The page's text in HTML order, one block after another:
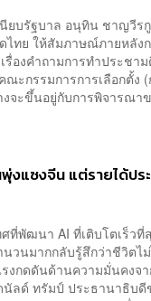
ยบรัฐบาล อนุทิน ชาญวีร
ไทย ให้สัมภาษณ์ภายหลั
องคำถามการทำประชาม
ะกรรมการการเลือกตั้ง
จะขึ้นอยู่กับการพิจารณา
งแซงจีน แต่รายได้ปร
ที่พัฒนา AI ที่เติบโตเร็วที่
นวนมากกลับรู้สึกว่าชีวิต
งกดดันด้านความมั่นคงจ
นัลด์ ทรัมป์ ประธานาธิบดี